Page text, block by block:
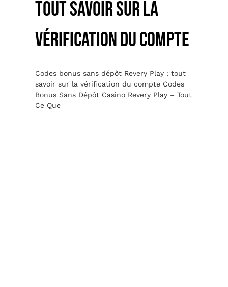
tout savoir sur la
vérification du compte
Codes bonus sans dépôt Revery Play : tout
savoir sur la vérification du compte Codes
Bonus Sans Dépôt Casino Revery Play – Tout
Ce Que